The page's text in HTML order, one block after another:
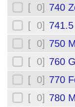
[ 0] 740
[ 0]
[ 0] 750
[ 0] 760
[ 0] 770
[ 0] 780